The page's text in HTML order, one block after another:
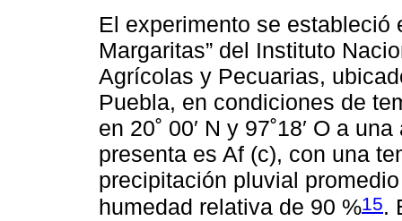
El experimento se estableció
Margaritas” del Instituto
Agrícolas y Pecuarias,
Puebla, en condiciones de
en 20˚ 00′ N y 97˚18′ O a
presenta es Af (c), con una
precipitación pluvial
humedad relativa de 90 %15.